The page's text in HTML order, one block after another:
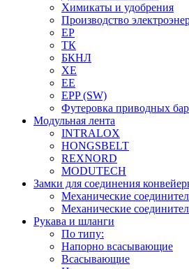
Химикаты и удобрения
Производство
EP
ТК
БКНЛ
XE
EE
EPP (SW)
Футеровка приводных
Модульная лента
INTRALOX
HONGSBELT
REXNORD
MODUTECH
Замки для соединения
Механические
Механические
Рукава и шланги
По типу:
Напорно всасывающие
Всасывающие